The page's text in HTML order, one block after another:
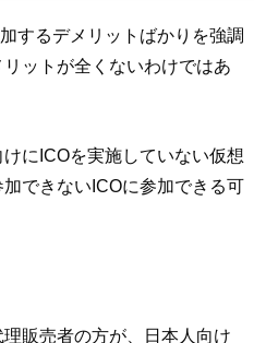
するデメリットばかりを強調
ットが全くないわけではあ
にICOを実施していない仮想
できないICOに参加できる可
販売者の方が、日本人向け